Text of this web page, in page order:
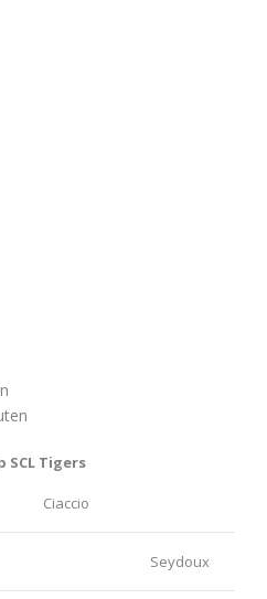
SCL Tigers
Ciaccio
Seydoux